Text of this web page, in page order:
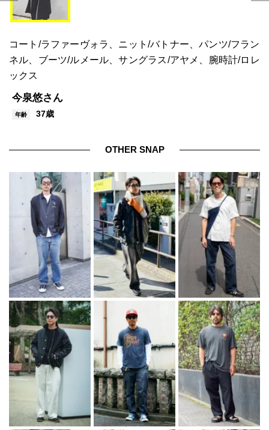
コート/ラファーヴォラ、ニット/バトナー、パンツ/フラン
ネル、ブーツ/ルメール、サングラス/アヤメ、腕時計/ロレ
ックス
今泉悠さん
年齢 37歳
OTHER SNAP